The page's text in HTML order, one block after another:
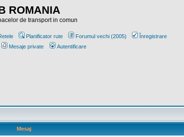
ROMANIA
de transport in comun
Planificator rute Forumul vechi (2005)
Înregistrare
Mesaje private Autentificare
Mesaj